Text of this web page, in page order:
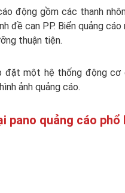
động gồm các thanh
đề can PP. Biển quảng
thuận tiện.
đặt một hệ thống động cơ
ảnh quảng cáo.